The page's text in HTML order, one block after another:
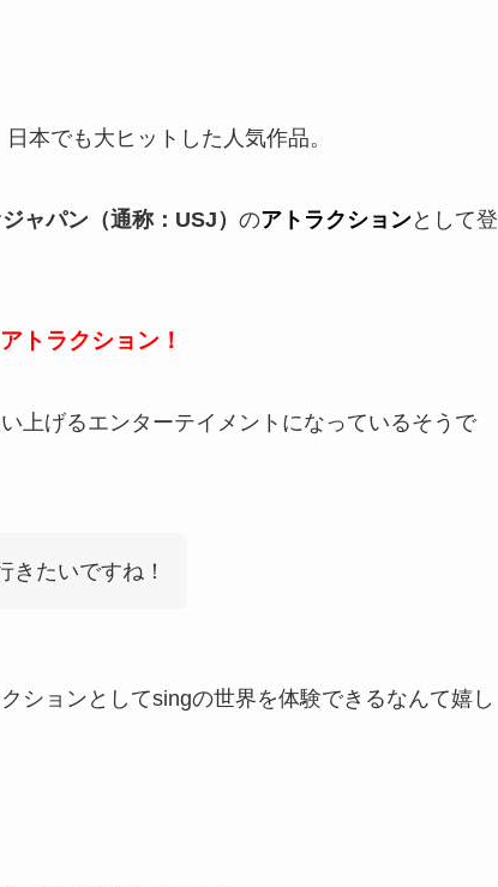
日本でも大ヒットした人気作品。
ャパン（通称：USJ） のアトラクションとして登
トラクション！
上げるエンターテイメントになっているそうで
きたいですね！
ションとしてsingの世界を体験できるなんて嬉し